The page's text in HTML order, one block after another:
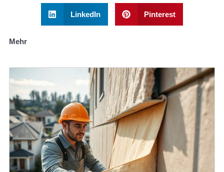
LinkedIn Pinterest
Mehr